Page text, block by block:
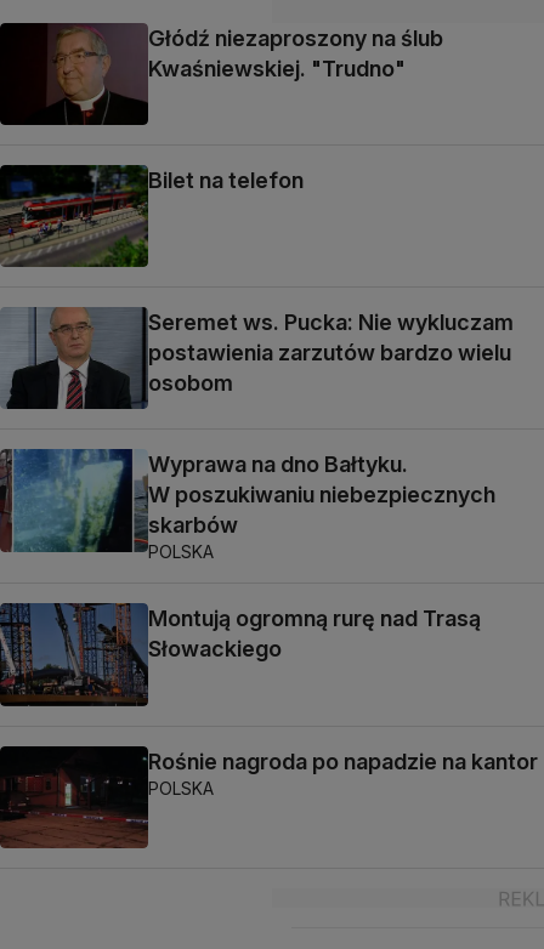
Głódź niezaproszony na ślub
Kwaśniewskiej. "Trudno"
Bilet na telefon
Seremet ws. Pucka: Nie wykluczam
postawienia zarzutów bardzo wielu
osobom
Wyprawa na dno Bałtyku.
W poszukiwaniu niebezpiecznych
skarbów
POLSKA
Montują ogromną rurę nad Trasą
Słowackiego
Rośnie nagroda po napadzie na kantor
POLSKA